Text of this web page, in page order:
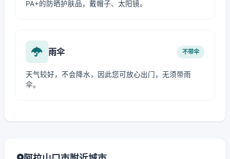
PA+的防晒护肤品，戴帽子、太阳镜。
雨伞 不带伞
天气较好，不会降水，因此您可放心出门，无须带雨
伞。